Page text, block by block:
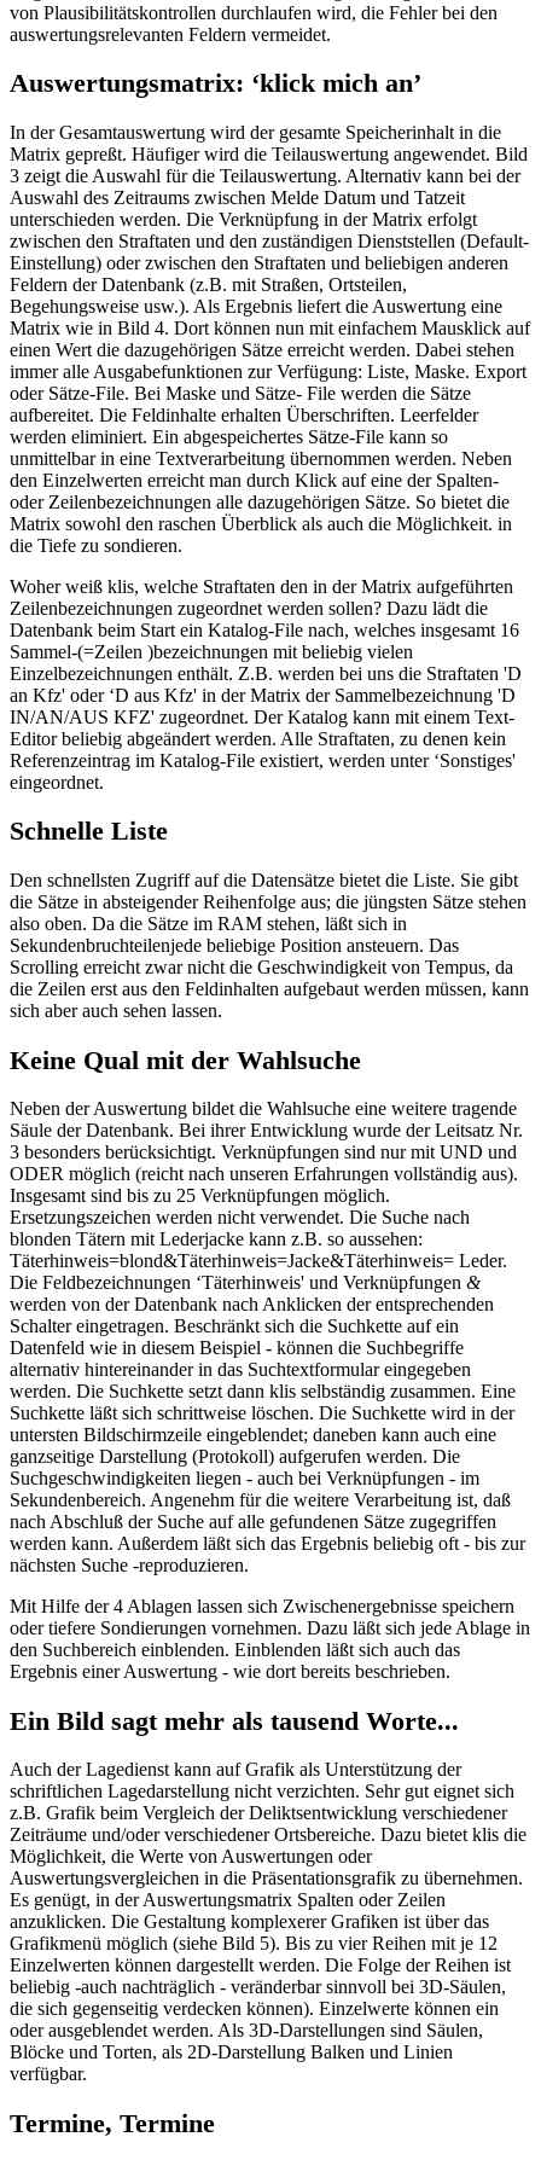
von Plausibilitätskontrollen durchlaufen wird, die Fehler bei den
auswertungsrelevanten Feldern vermeidet.
Auswertungsmatrix: ‘klick mich an’
In der Gesamtauswertung wird der gesamte Speicherinhalt in die
Matrix gepreßt. Häufiger wird die Teilauswertung angewendet. Bild
3 zeigt die Auswahl für die Teilauswertung. Alternativ kann bei der
Auswahl des Zeitraums zwischen Melde Datum und Tatzeit
unterschieden werden. Die Verknüpfung in der Matrix erfolgt
zwischen den Straftaten und den zuständigen Dienststellen (Default-
Einstellung) oder zwischen den Straftaten und beliebigen anderen
Feldern der Datenbank (z.B. mit Straßen, Ortsteilen,
Begehungsweise usw.). Als Ergebnis liefert die Auswertung eine
Matrix wie in Bild 4. Dort können nun mit einfachem Mausklick auf
einen Wert die dazugehörigen Sätze erreicht werden. Dabei stehen
immer alle Ausgabefunktionen zur Verfügung: Liste, Maske. Export
oder Sätze-File. Bei Maske und Sätze- File werden die Sätze
aufbereitet. Die Feldinhalte erhalten Überschriften. Leerfelder
werden eliminiert. Ein abgespeichertes Sätze-File kann so
unmittelbar in eine Textverarbeitung übernommen werden. Neben
den Einzelwerten erreicht man durch Klick auf eine der Spalten-
oder Zeilenbezeichnungen alle dazugehörigen Sätze. So bietet die
Matrix sowohl den raschen Überblick als auch die Möglichkeit. in
die Tiefe zu sondieren.
Woher weiß klis, welche Straftaten den in der Matrix aufgeführten
Zeilenbezeichnungen zugeordnet werden sollen? Dazu lädt die
Datenbank beim Start ein Katalog-File nach, welches insgesamt 16
Sammel-(=Zeilen )bezeichnungen mit beliebig vielen
Einzelbezeichnungen enthält. Z.B. werden bei uns die Straftaten 'D
an Kfz' oder ‘D aus Kfz' in der Matrix der Sammelbezeichnung 'D
IN/AN/AUS KFZ' zugeordnet. Der Katalog kann mit einem Text-
Editor beliebig abgeändert werden. Alle Straftaten, zu denen kein
Referenzeintrag im Katalog-File existiert, werden unter ‘Sonstiges'
eingeordnet.
Schnelle Liste
Den schnellsten Zugriff auf die Datensätze bietet die Liste. Sie gibt
die Sätze in absteigender Reihenfolge aus; die jüngsten Sätze stehen
also oben. Da die Sätze im RAM stehen, läßt sich in
Sekundenbruchteilenjede beliebige Position ansteuern. Das
Scrolling erreicht zwar nicht die Geschwindigkeit von Tempus, da
die Zeilen erst aus den Feldinhalten aufgebaut werden müssen, kann
sich aber auch sehen lassen.
Keine Qual mit der Wahlsuche
Neben der Auswertung bildet die Wahlsuche eine weitere tragende
Säule der Datenbank. Bei ihrer Entwicklung wurde der Leitsatz Nr.
3 besonders berücksichtigt. Verknüpfungen sind nur mit UND und
ODER möglich (reicht nach unseren Erfahrungen vollständig aus).
Insgesamt sind bis zu 25 Verknüpfungen möglich.
Ersetzungszeichen werden nicht verwendet. Die Suche nach
blonden Tätern mit Lederjacke kann z.B. so aussehen:
Täterhinweis=blond&Täterhinweis=Jacke&Täterhinweis= Leder.
Die Feldbezeichnungen ‘Täterhinweis' und Verknüpfungen &
werden von der Datenbank nach Anklicken der entsprechenden
Schalter eingetragen. Beschränkt sich die Suchkette auf ein
Datenfeld wie in diesem Beispiel - können die Suchbegriffe
alternativ hintereinander in das Suchtextformular eingegeben
werden. Die Suchkette setzt dann klis selbständig zusammen. Eine
Suchkette läßt sich schrittweise löschen. Die Suchkette wird in der
untersten Bildschirmzeile eingeblendet; daneben kann auch eine
ganzseitige Darstellung (Protokoll) aufgerufen werden. Die
Suchgeschwindigkeiten liegen - auch bei Verknüpfungen - im
Sekundenbereich. Angenehm für die weitere Verarbeitung ist, daß
nach Abschluß der Suche auf alle gefundenen Sätze zugegriffen
werden kann. Außerdem läßt sich das Ergebnis beliebig oft - bis zur
nächsten Suche -reproduzieren.
Mit Hilfe der 4 Ablagen lassen sich Zwischenergebnisse speichern
oder tiefere Sondierungen vornehmen. Dazu läßt sich jede Ablage in
den Suchbereich einblenden. Einblenden läßt sich auch das
Ergebnis einer Auswertung - wie dort bereits beschrieben.
Ein Bild sagt mehr als tausend Worte...
Auch der Lagedienst kann auf Grafik als Unterstützung der
schriftlichen Lagedarstellung nicht verzichten. Sehr gut eignet sich
z.B. Grafik beim Vergleich der Deliktsentwicklung verschiedener
Zeiträume und/oder verschiedener Ortsbereiche. Dazu bietet klis die
Möglichkeit, die Werte von Auswertungen oder
Auswertungsvergleichen in die Präsentationsgrafik zu übernehmen.
Es genügt, in der Auswertungsmatrix Spalten oder Zeilen
anzuklicken. Die Gestaltung komplexerer Grafiken ist über das
Grafikmenü möglich (siehe Bild 5). Bis zu vier Reihen mit je 12
Einzelwerten können dargestellt werden. Die Folge der Reihen ist
beliebig -auch nachträglich - veränderbar sinnvoll bei 3D-Säulen,
die sich gegenseitig verdecken können). Einzelwerte können ein
oder ausgeblendet werden. Als 3D-Darstellungen sind Säulen,
Blöcke und Torten, als 2D-Darstellung Balken und Linien
verfügbar.
Termine, Termine